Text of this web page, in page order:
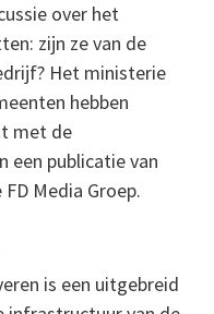
over het
zijn ze van de
Het ministerie
hebben
met de
een publicatie van
Media Groep.
is een uitgebreid